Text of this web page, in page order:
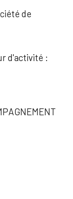
de
d'activité :